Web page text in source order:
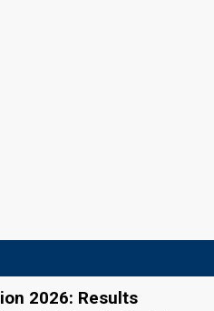
2026: Results